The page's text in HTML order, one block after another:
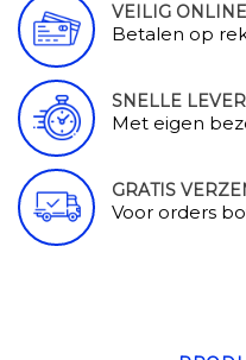
VEILIG
Betalen op
SNELLE
Met eigen
GRATIS
Voor orders